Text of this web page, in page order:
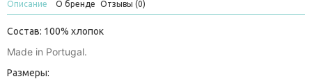
Описание О бренде Отзывы (0)
Состав: 100% хлопок
Made in Portugal.
Размеры: